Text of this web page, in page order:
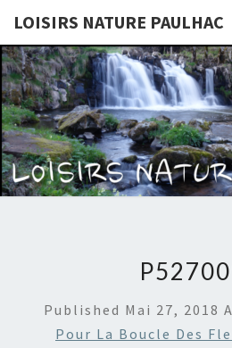
LOISIRS NATURE PAULHAC
Published Mai 27, 2018
Pour La Boucle Des